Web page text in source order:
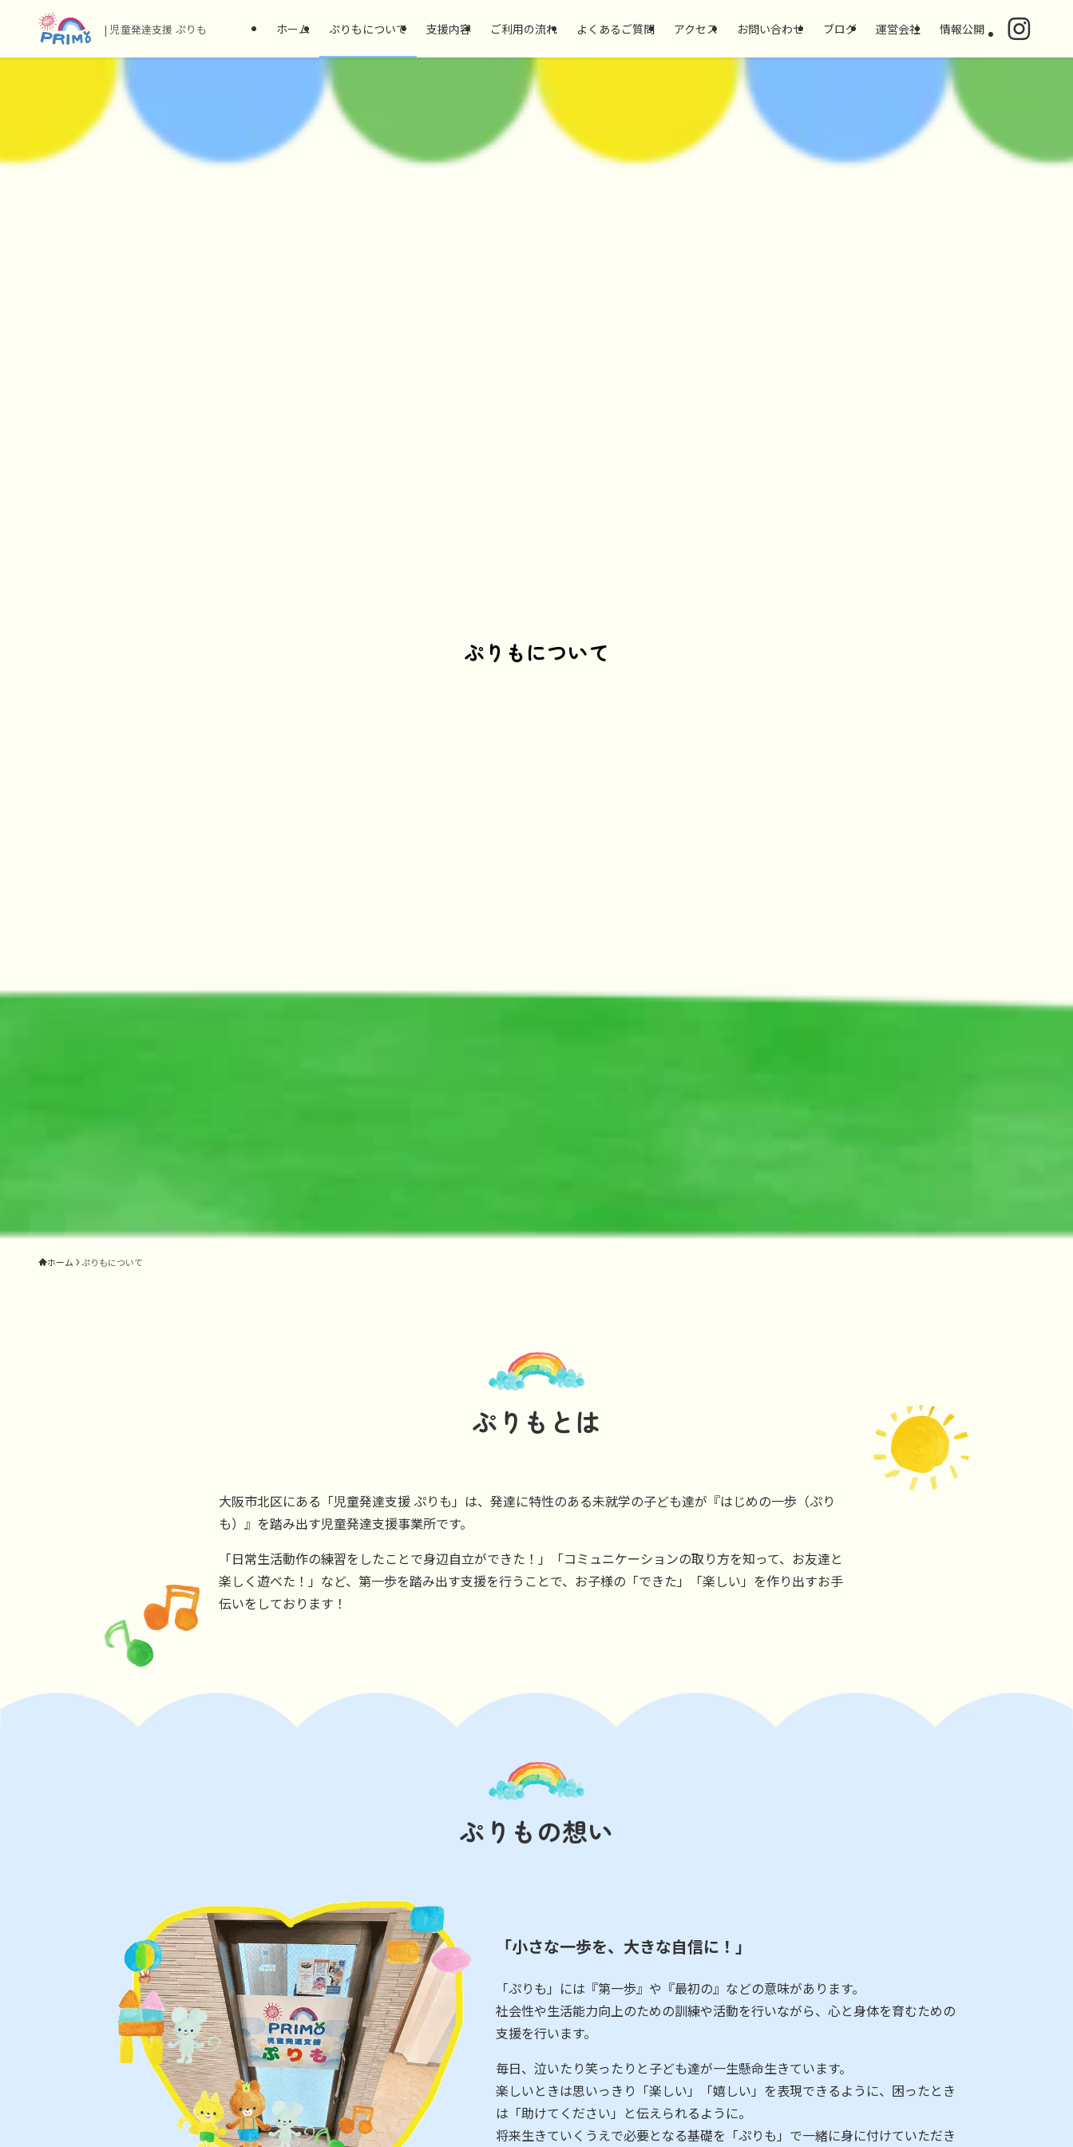
| 児童発達支援 ぷりも ホーム ぷりもについて 支援内容 ご利用の流れ よくあるご質問 アクセス お問い合わせ ブログ 運営会社 情報公開
ぷりもについて
ホーム ぷりもについて
ぷりもとは
大阪市北区にある「児童発達支援 ぷりも」は、発達に特性のある未就学の子ども達が『はじめの一歩（ぷり
も）』を踏み出す児童発達支援事業所です。
「日常生活動作の練習をしたことで身辺自立ができた！」「コミュニケーションの取り方を知って、お友達と
楽しく遊べた！」など、第一歩を踏み出す支援を行うことで、お子様の「できた」「楽しい」を作り出すお手
伝いをしております！
ぷりもの想い
「小さな一歩を、大きな自信に！」
「ぷりも」には『第一歩』や『最初の』などの意味があります。
社会性や生活能力向上のための訓練や活動を行いながら、心と身体を育むための
支援を行います。
毎日、泣いたり笑ったりと子ども達が一生懸命生きています。
楽しいときは思いっきり「楽しい」「嬉しい」を表現できるように、困ったとき
は「助けてください」と伝えられるように。
将来生きていくうえで必要となる基礎を「ぷりも」で一緒に身に付けていただき